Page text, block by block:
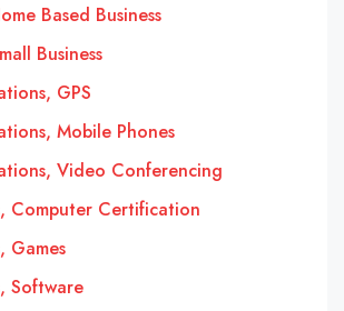
Based Business
Business
GPS
Mobile Phones
Video Conferencing
Computer Certification
Games
Software